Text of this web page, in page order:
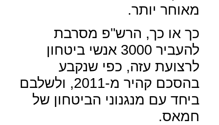
מאוחר יותר.
כך או כך, הרש"פ מסרבת
להעביר 3000 אנשי ביטחון
לרצועת עזה, כפי שנקבע
בהסכם קהיר מ-2011, ולשלבם
ביחד עם מנגנוני הביטחון של
חמאס.